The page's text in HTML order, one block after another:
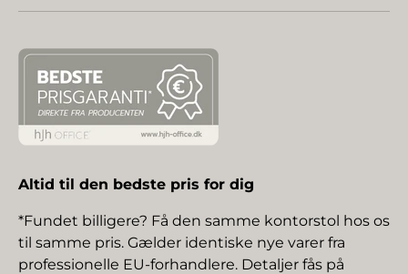
Altid til den bedste pris for dig
*Fundet billigere? Få den samme kontorstol hos os
til samme pris. Gælder identiske nye varer fra
professionelle EU-forhandlere. Detaljer fås på